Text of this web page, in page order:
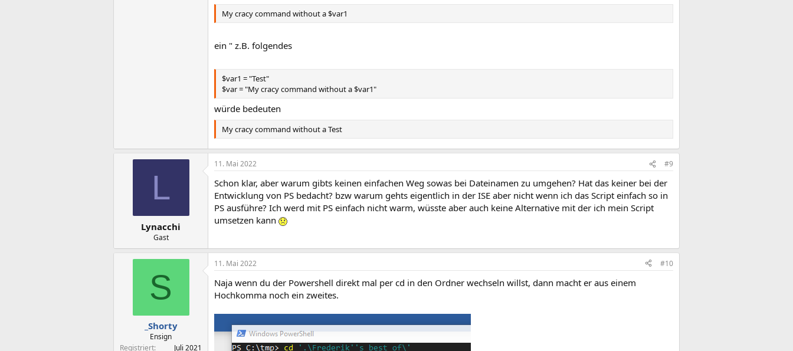
My cracy command without a $var1
ein " z.B. folgendes
$var1 = "Test"
$var = "My cracy command without a $var1"
würde bedeuten
My cracy command without a Test
L
Lynacchi
Gast
11. Mai 2022 #9
Schon klar, aber warum gibts keinen einfachen Weg sowas bei Dateinamen zu umgehen? Hat das keiner bei der
Entwicklung von PS bedacht? bzw warum gehts eigentlich in der ISE aber nicht wenn ich das Script einfach so in
PS ausführe? Ich werd mit PS einfach nicht warm, wüsste aber auch keine Alternative mit der ich mein Script
umsetzen kann
S
_Shorty
Ensign
Registriert
Juli 2021
11. Mai 2022 #10
Naja wenn du der Powershell direkt mal per cd in den Ordner wechseln willst, dann macht er aus einem
Hochkomma noch ein zweites.